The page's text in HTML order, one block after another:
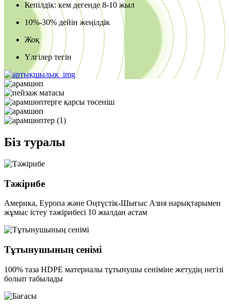
Кепілдік: кем дегенде 8-10 жыл
10%-30% дейін жеңілдік
Жоқ
Үлгілер тегін
Біз туралы
Тәжірибе
Америка, Еуропа және Оңтүстік-Шығыс Азия нарықтарымен
жұмыс істеу тәжірибесі 10 жылдан астам
Тұтынушының сенімі
100% таза HDPE материалы тұтынушы сеніміне жетудің негізі
болып табылады